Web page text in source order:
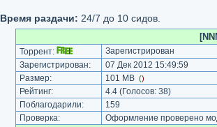
Время раздачи: 24/7 до 10 сидов.
Торрент:
Зарегистрирован
Зарегистрирован:
07 Дек 2012 15:49:59
Размер:
101 MB ()
Рейтинг: 4.4(Голосов: 38)
Поблагодарили:
159
Проверка:
Оформление проверено